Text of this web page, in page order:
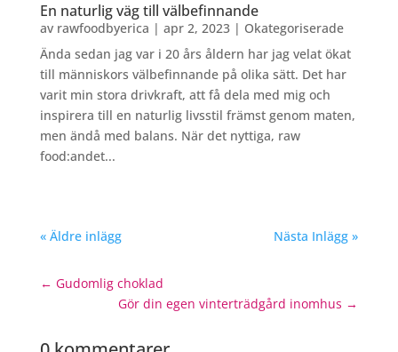
En naturlig väg till välbefinnande
av rawfoodbyerica | apr 2, 2023| Okategoriserade
Ända sedan jag var i 20 års åldern har jag velat ökat
till människors välbefinnande på olika sätt. Det har
varit min stora drivkraft, att få dela med mig och
inspirera till en naturlig livsstil främst genom maten,
men ändå med balans. När det nyttiga, raw
food:andet...
« Äldre inlägg Nästa Inlägg »
← Gudomlig choklad
Gör din egen vinterträdgård inomhus →